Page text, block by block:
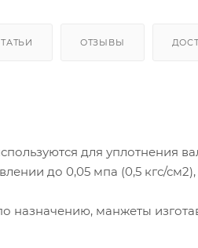
ОТЗЫВЫ
для уплотнения
до 0,05 мпа (0,5 кгс/
назначению, манжеты